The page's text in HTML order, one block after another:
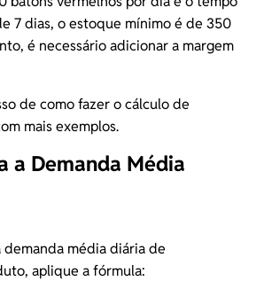
7 dias, o estoque mínimo é de 350
é necessário adicionar a margem
de como fazer o cálculo de
mais exemplos.
a Demanda Média
demanda média diária de
aplique a fórmula: